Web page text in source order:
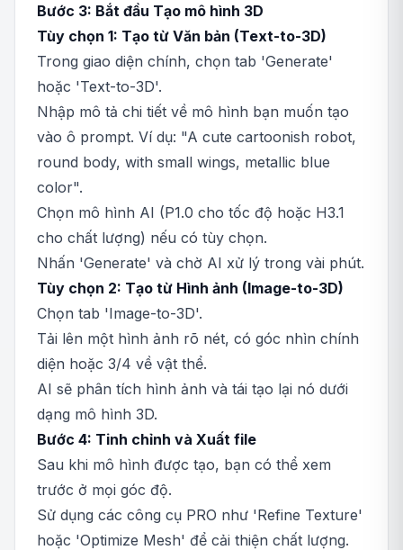
Bước 3: Bắt đầu Tạo mô hình 3D
Tùy chọn 1: Tạo từ Văn bản (Text-to-3D)
Trong giao diện chính, chọn tab 'Generate'
hoặc 'Text-to-3D'.
Nhập mô tả chi tiết về mô hình bạn muốn tạo
vào ô prompt. Ví dụ: "A cute cartoonish robot,
round body, with small wings, metallic blue
color".
Chọn mô hình AI (P1.0 cho tốc độ hoặc H3.1
cho chất lượng) nếu có tùy chọn.
Nhấn 'Generate' và chờ AI xử lý trong vài phút.
Tùy chọn 2: Tạo từ Hình ảnh (Image-to-3D)
Chọn tab 'Image-to-3D'.
Tải lên một hình ảnh rõ nét, có góc nhìn chính
diện hoặc 3/4 về vật thể.
AI sẽ phân tích hình ảnh và tái tạo lại nó dưới
dạng mô hình 3D.
Bước 4: Tinh chỉnh và Xuất file
Sau khi mô hình được tạo, bạn có thể xem
trước ở mọi góc độ.
Sử dụng các công cụ PRO như 'Refine Texture'
hoặc 'Optimize Mesh' để cải thiện chất lượng.